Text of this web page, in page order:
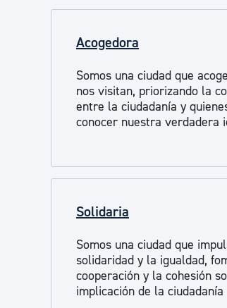
Acogedora
Somos una ciudad que
nos visitan, priorizando la
entre la ciudadanía y
conocer nuestra verdadera
Solidaria
Somos una ciudad que
solidaridad y la igualdad,
cooperación y la cohesión
implicación de la ciudadanía